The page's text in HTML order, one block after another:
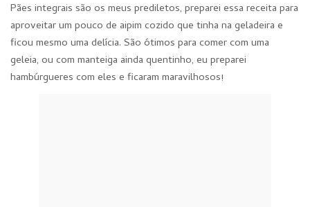
Pães integrais são os meus prediletos, preparei essa receita para
aproveitar um pouco de aipim cozido que tinha na geladeira e
ficou mesmo uma delícia. São ótimos para comer com uma
geleia, ou com manteiga ainda quentinho, eu preparei
hambúrgueres com eles e ficaram maravilhosos!